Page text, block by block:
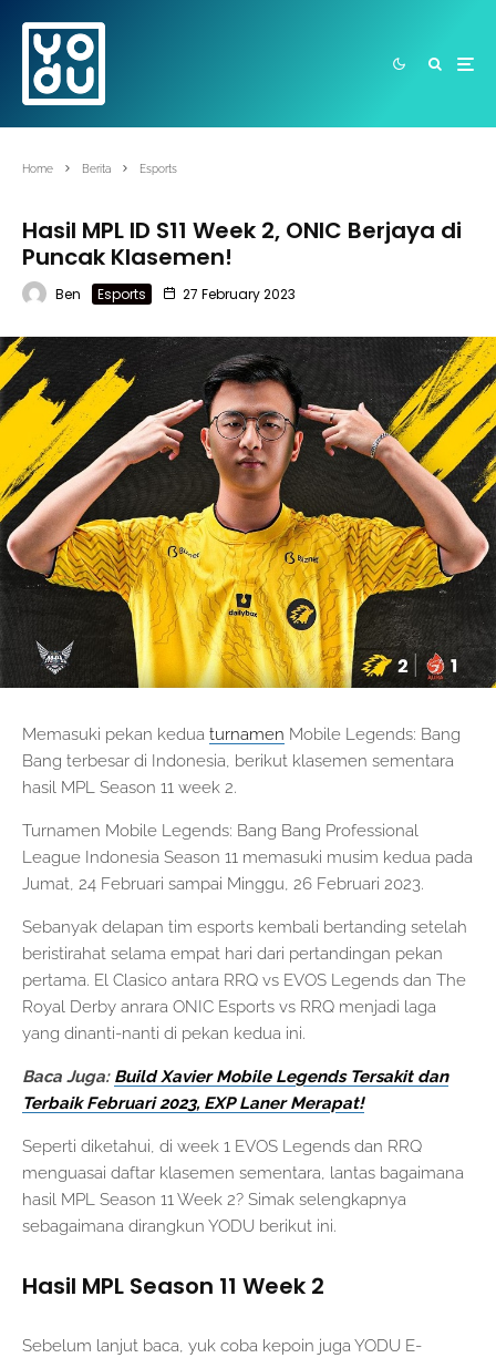
Home Berita Esports
Hasil MPL ID S11 Week 2, ONIC Berjaya di
Puncak Klasemen!
Ben Esports 27 February 2023
Memasuki pekan kedua turnamen Mobile Legends: Bang
Bang terbesar di Indonesia, berikut klasemen sementara
hasil MPL Season 11 week 2.
Turnamen Mobile Legends: Bang Bang Professional
League Indonesia Season 11 memasuki musim kedua pada
Jumat, 24 Februari sampai Minggu, 26 Februari 2023.
Sebanyak delapan tim esports kembali bertanding setelah
beristirahat selama empat hari dari pertandingan pekan
pertama. El Clasico antara RRQ vs EVOS Legends dan The
Royal Derby anrara ONIC Esports vs RRQ menjadi laga
yang dinanti-nanti di pekan kedua ini.
Baca Juga: Build Xavier Mobile Legends Tersakit dan
Terbaik Februari 2023, EXP Laner Merapat!
Seperti diketahui, di week 1 EVOS Legends dan RRQ
menguasai daftar klasemen sementara, lantas bagaimana
hasil MPL Season 11 Week 2? Simak selengkapnya
sebagaimana dirangkun YODU berikut ini.
Hasil MPL Season 11 Week 2
Sebelum lanjut baca, yuk coba kepoin juga YODU E-